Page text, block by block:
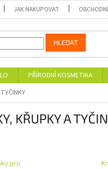
JAK NAKUPOVAT
HLEDAT
PŘÍRODNÍ KOSMETIKA
KŘUPKY A
pro